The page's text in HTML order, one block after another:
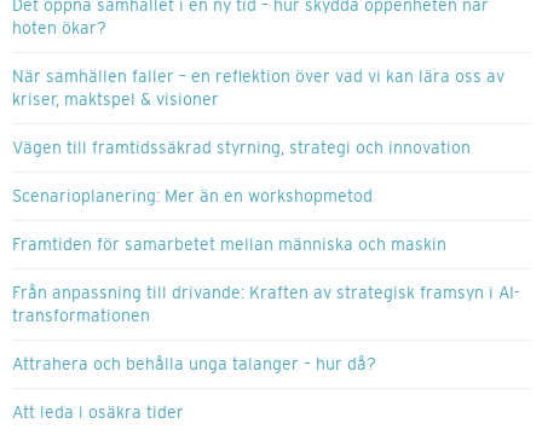
Det öppna samhället i en ny tid – hur skydda öppenheten när
hoten ökar?
När samhällen faller – en reflektion över vad vi kan lära oss av
kriser, maktspel & visioner
Vägen till framtidssäkrad styrning, strategi och innovation
Scenarioplanering: Mer än en workshopmetod
Framtiden för samarbetet mellan människa och maskin
Från anpassning till drivande: Kraften av strategisk framsyn i AI-
transformationen
Attrahera och behålla unga talanger – hur då?
Att leda i osäkra tider